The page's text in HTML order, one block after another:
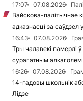
17:07
07.08.2026
Вайскова-палітычнае
адказнасці за саўдзел
16:43
07.08.2026
Тры чалавекі памерлі
сурагатным алкаголем
16:26
07.08.2026
14-гадовы школьнік
Лідзе